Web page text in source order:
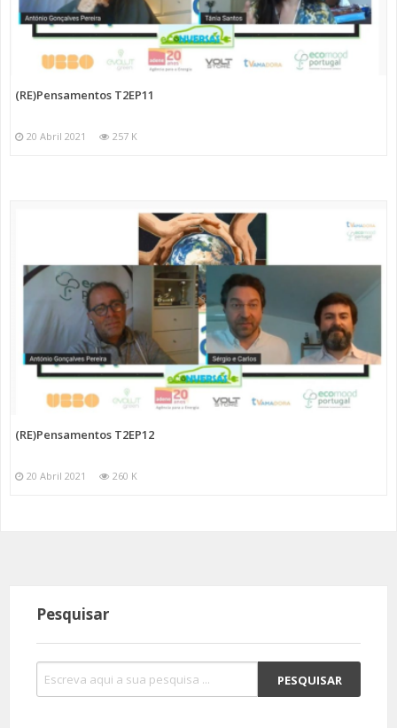
(RE)Pensamentos T2EP11
20 Abril 2021 257 K
(RE)Pensamentos T2EP12
20 Abril 2021 260 K
Pesquisar